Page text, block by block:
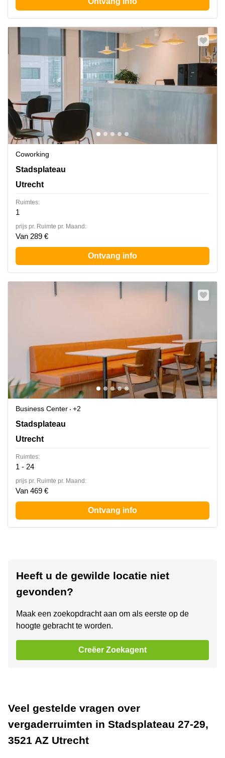
Coworking
Stadsplateau 27-29, Utrecht
Stadsplateau
Utrecht
Ruimtes:
1
prijs pr. Ruimte pr. Maand:
Van 289 €
Ontvang info
Business Center
+2
Stadsplateau 27-29, Utrecht
Stadsplateau
Utrecht
Ruimtes:
1 - 24
prijs pr. Ruimte pr. Maand:
Van 469 €
Ontvang info
Heeft u de gewilde locatie niet
gevonden?
Maak een zoekopdracht aan om als eerste op de
hoogte gebracht te worden.
Creëer Zoekagent
Veel gestelde vragen over
vergaderruimten in Stadsplateau 27-29,
3521 AZ Utrecht